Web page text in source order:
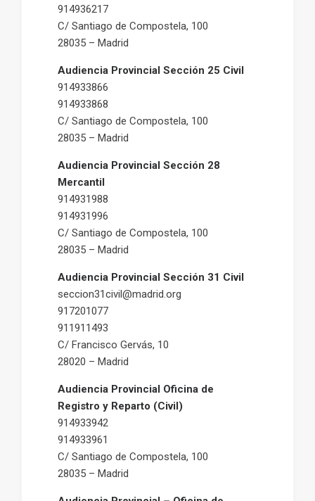
914936217
C/ Santiago de Compostela, 100
28035 – Madrid
Audiencia Provincial Sección 25 Civil
914933866
914933868
C/ Santiago de Compostela, 100
28035 – Madrid
Audiencia Provincial Sección 28
Mercantil
914931988
914931996
C/ Santiago de Compostela, 100
28035 – Madrid
Audiencia Provincial Sección 31 Civil
seccion31civil@madrid.org
917201077
911911493
C/ Francisco Gervás, 10
28020 – Madrid
Audiencia Provincial Oficina de
Registro y Reparto (Civil)
914933942
914933961
C/ Santiago de Compostela, 100
28035 – Madrid